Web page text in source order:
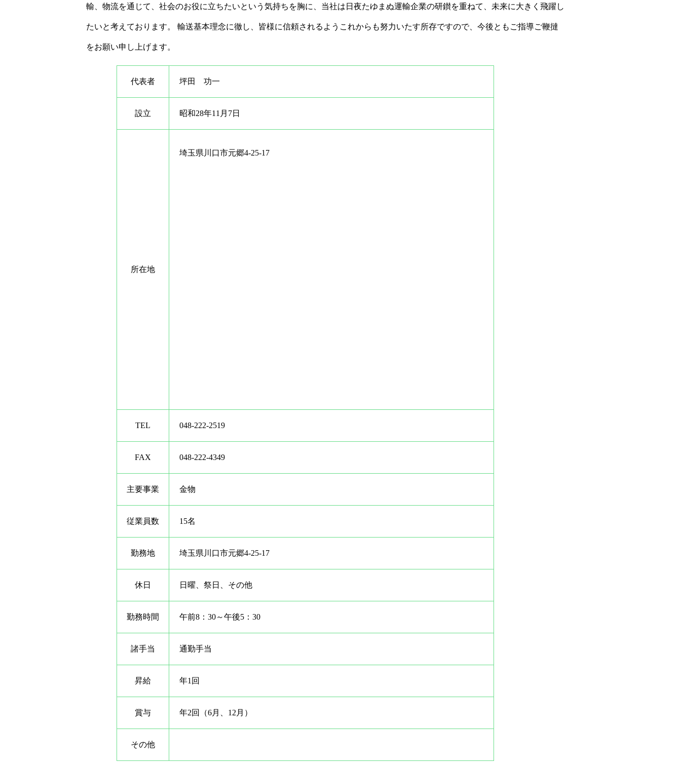
輸、物流を通じて、社会のお役に立ちたいという気持ちを胸に、当社は日夜たゆまぬ運輸企業の研鑚を重ねて、未来に大きく飛躍し
たいと考えております。 輸送基本理念に徹し、皆様に信頼されるようこれからも努力いたす所存ですので、今後ともご指導ご鞭撻
をお願い申し上げます。
代表者 坪田 功一
設立 昭和28年11月7日
所在地
埼玉県川口市元郷4-25-17
TEL 048-222-2519
FAX 048-222-4349
主要事業 金物
従業員数 15名
勤務地 埼玉県川口市元郷4-25-17
休日 日曜、祭日、その他
勤務時間 午前8：30～午後5：30
諸手当 通勤手当
昇給 年1回
賞与 年2回（6月、12月）
その他